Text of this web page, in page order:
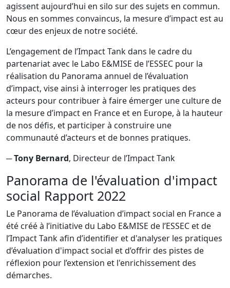
agissent aujourd’hui en silo sur des sujets en commun.
Nous en sommes convaincus, la mesure d’impact est au
cœur des enjeux de notre société.
L’engagement de l’Impact Tank dans le cadre du
partenariat avec le Labo E&MISE de l’ESSEC pour la
réalisation du Panorama annuel de l’évaluation
d’impact, vise ainsi à interroger les pratiques des
acteurs pour contribuer à faire émerger une culture de
la mesure d’impact en France et en Europe, à la hauteur
de nos défis, et participer à construire une
communauté d’acteurs et de bonnes pratiques.
─Tony Bernard, Directeur de l’Impact Tank
Panorama de l'évaluation d'impact
social Rapport 2022
Le Panorama de l’évaluation d’impact social en France a
été créé à l’initiative du Labo E&MISE de l’ESSEC et de
l’Impact Tank afin d’identifier et d'analyser les pratiques
d’évaluation d'impact social et d’offrir des pistes de
réflexion pour l’extension et l'enrichissement des
démarches.